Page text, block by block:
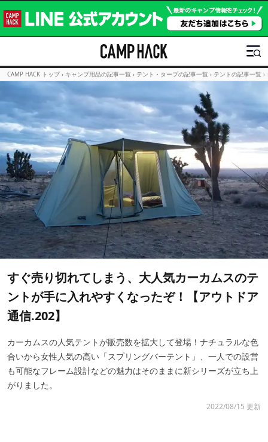
CAMP HACK トップ › キャンプ用品の記事一覧 › テント・タープの記事一覧 › テントの記事一覧 ›
すぐ売り切れてしまう、大人気カーカムスのテ
ントが手に入れやすくなったぞ！【アウトドア
通信.202】
カーカムスの人気テントが販売数を拡大して登場！ナチュラルな色
合いから女性人気の高い「スプリングバーテント」、一人での設営
も可能なフレーム設計などの魅力はそのままに新シリーズが立ち上
がりました。
2022/08/15 更新